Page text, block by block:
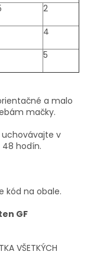
2
4
5
a malo
mačky.
uchovávajte v
hodín.
kód na obale.
GF
VŠETKÝCH